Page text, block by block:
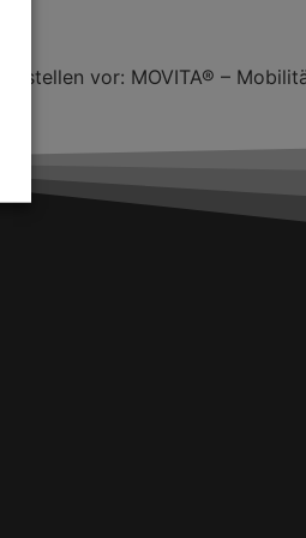
stellen vor: MOVITA® –